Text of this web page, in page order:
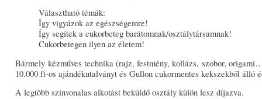
Választható témák:
Így vigyázok az egészségemre!
Így segítek a cukorbeteg barátomnak/osztálytársamnak!
Cukorbetegen ilyen az életem!
Bármely kézműves technika (rajz, festmény, kollázs, szobor,
10.000 ft-os ajándékutalványt és Gullon cukormentes kekszekből álló
A legtöbb színvonalas alkotást beküldő osztály külön lesz díjazva.